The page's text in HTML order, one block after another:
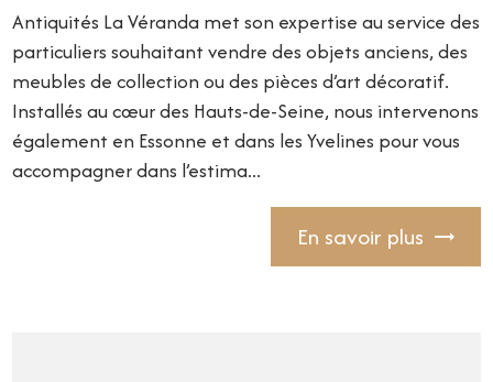
Antiquités La Véranda met son expertise au service des
particuliers souhaitant vendre des objets anciens, des
meubles de collection ou des pièces d’art décoratif.
Installés au cœur des Hauts-de-Seine, nous intervenons
également en Essonne et dans les Yvelines pour vous
accompagner dans l’estima...
En savoir plus